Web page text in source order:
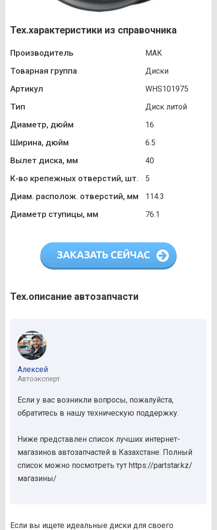
Тех.характеристики из справочника
Производитель MAK
Товарная группа Диски
Артикул WHS101975
Тип Диск литой
Диаметр, дюйм 16
Ширина, дюйм 6.5
Вылет диска, мм 40
К-во крепежных отверстий, шт. 5
Диам. располож. отверстий, мм 114.3
Диаметр ступицы, мм 76.1
Тех.описание автозапчасти
Алексей
Автоэксперт
Если у вас возникли вопросы, пожалуйста,
обратитесь в нашу техническую поддержку.
Ниже представлен список лучших интернет-
магазинов автозапчастей в Казахстане. Полный
список можно посмотреть тут https://partstar.kz/
магазины/
Если вы ищете идеальные диски для своего